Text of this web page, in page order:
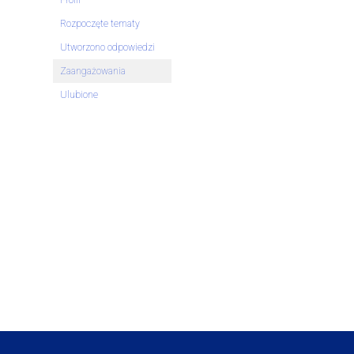
Rozpoczęte tematy
Utworzono odpowiedzi
Zaangażowania
Ulubione